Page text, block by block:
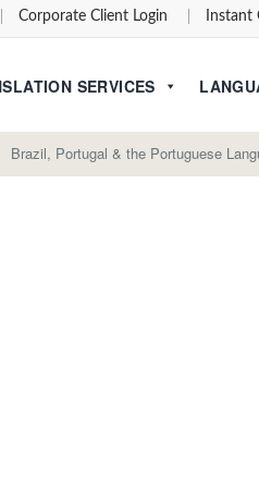
Corporate Client Login Instant
SERVICES
Brazil, Portugal & the Portuguese